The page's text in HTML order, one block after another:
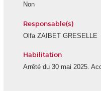
Non
Responsable(s)
Olfa ZAIBET GRESELLE
Habilitation
Arrêté du 30 mai 2025.